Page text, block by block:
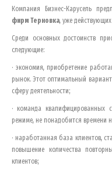
Компания Бизнес-Карусель
фирм Терновка, уже
Среди основных достоинств
следующие:
· экономия, приобретение
рынок. Этот оптимальный
сферу деятельности;
· команда квалифицированных
режиме, не понадобится времени
· наработанная база клиентов,
повышение количества
клиентов;